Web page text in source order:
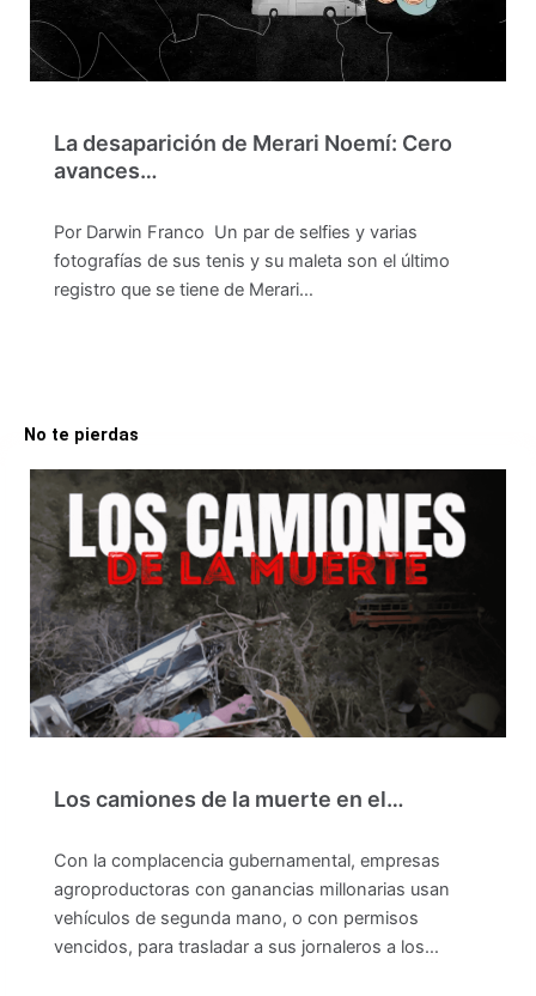
La desaparición de Merari Noemí: Cero
avances…
Por Darwin Franco Un par de selfies y varias
fotografías de sus tenis y su maleta son el último
registro que se tiene de Merari…
No te pierdas
Los camiones de la muerte en el…
Con la complacencia gubernamental, empresas
agroproductoras con ganancias millonarias usan
vehículos de segunda mano, o con permisos
vencidos, para trasladar a sus jornaleros a los…